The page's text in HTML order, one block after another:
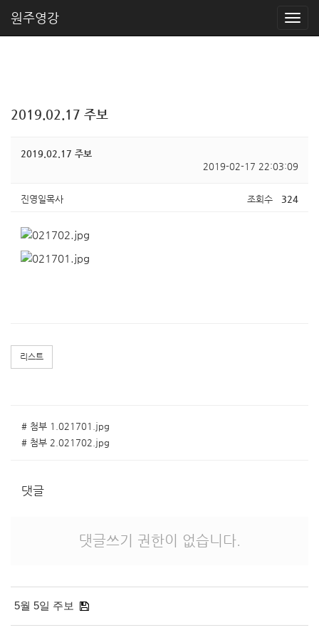
원주영강
2019.02.17 주보
2019.02.17 주보
2019-02-17 22:03:09
진영일목사 조회수 324
리스트
# 첨부 1.021701.jpg
# 첨부 2.021702.jpg
댓글
댓글쓰기 권한이 없습니다.
5월 5일 주보